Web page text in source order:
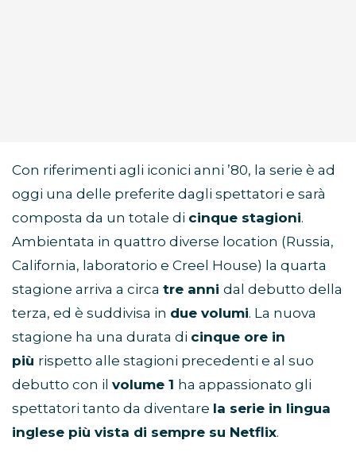
Con riferimenti agli iconici anni ’80, la serie è ad
oggi una delle preferite dagli spettatori e sarà
composta da un totale di cinque stagioni.
Ambientata in quattro diverse location (Russia,
California, laboratorio e Creel House) la quarta
stagione arriva a circa tre anni dal debutto della
terza, ed è suddivisa in due volumi. La nuova
stagione ha una durata di cinque ore in
più rispetto alle stagioni precedenti e al suo
debutto con il volume 1 ha appassionato gli
spettatori tanto da diventare la serie in lingua
inglese più vista di sempre su Netflix.